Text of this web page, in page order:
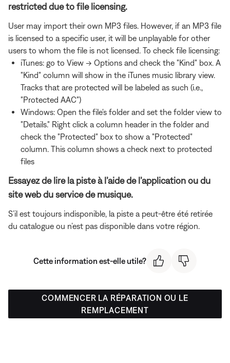
restricted due to file licensing.
User may import their own MP3 files. However, if an MP3 file
is licensed to a specific user, it will be unplayable for other
users to whom the file is not licensed. To check file licensing:
iTunes: go to View -> Options and check the "Kind" box. A
"Kind" column will show in the iTunes music library view.
Tracks that are protected will be labeled as such (i.e.,
"Protected AAC")
Windows: Open the file's folder and set the folder view to
"Details." Right click a column header in the folder and
check the "Protected" box to show a "Protected"
column. This column shows a check next to protected
files
Essayez de lire la piste à l’aide de l’application ou du
site web du service de musique.
S’il est toujours indisponible, la piste a peut-être été retirée
du catalogue ou n’est pas disponible dans votre région.
Cette information est-elle utile?
COMMENCER LA RÉPARATION OU LE
REMPLACEMENT